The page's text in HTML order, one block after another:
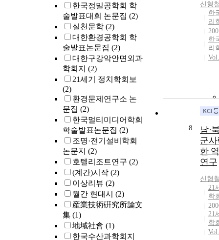
한국정밀공학회 학
술발표대회 논문집 (2)
실천문학 (2)
대한환경공학회 학
술발표논문집 (2)
대한구강악안면외과
학회지 (2)
21세기 정치학회보
(2)
환경문제연구소 논
문집 (2)
한국멀티미디어학회
학술발표논문집 (2)
조명·전기설비학회
논문지 (2)
호텔리조트연구 (2)
(계간)시작 (2)
이상리뷰 (2)
월간 현대시 (2)
産業技術硏究所論文
集 (1)
地域社會 (1)
한국수산과학회지
신형
한
리
한
리
8
남·
군
한
연구
신형
21
학
21
학